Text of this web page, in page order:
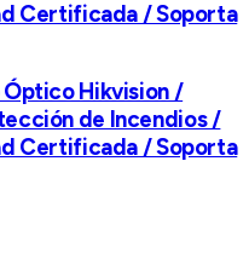
Certificada / Soporta
Hikvision /
de Incendios /
Certificada / Soporta